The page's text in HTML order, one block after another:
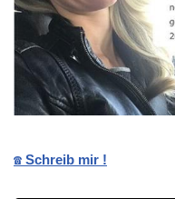
☎️ Schreib mir !